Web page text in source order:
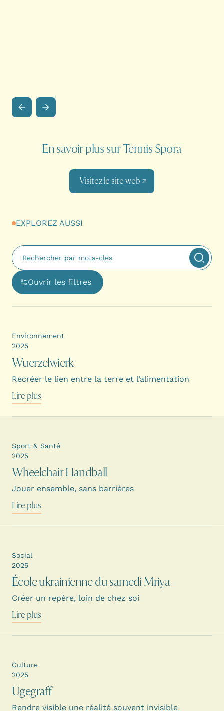
En savoir plus sur Tennis Spora
Visitez le site web
EXPLOREZ AUSSI
Fulltext search
Ouvrir les filtres
Wuerzelwierk
Recréer le lien entre la terre et l’alimentation
Environnement
2025
Lire plus
Wheelchair Handball
Jouer ensemble, sans barrières
Sport & Santé
2025
Lire plus
École ukrainienne du samedi Mriya
Créer un repère, loin de chez soi
Social
2025
Lire plus
Ugegraff
Rendre visible une réalité souvent invisible
Culture
2025